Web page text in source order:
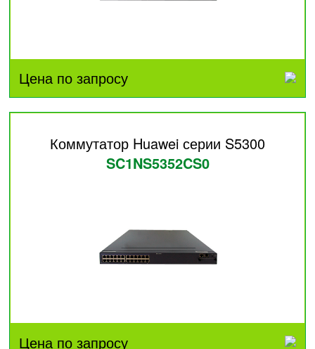
Цена по запросу
Коммутатор Huawei серии S5300
SC1NS5352CS0
Цена по запросу